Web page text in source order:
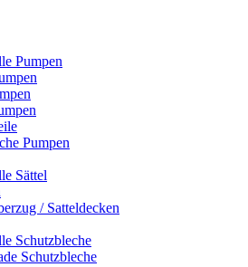
Pumpen
Pumpen
Sättel
/ Satteldecken
Schutzbleche
Schutzbleche